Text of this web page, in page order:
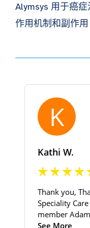
Alymsys 用于癌症
作用机制和副作用